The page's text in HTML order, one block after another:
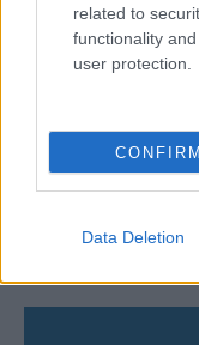
related to
functionality
user protection.
CONFIRM
Data Deletion
06/08/2026
Έτοιμη για…
05/08/2026
Ισόπαλο το πρωτο